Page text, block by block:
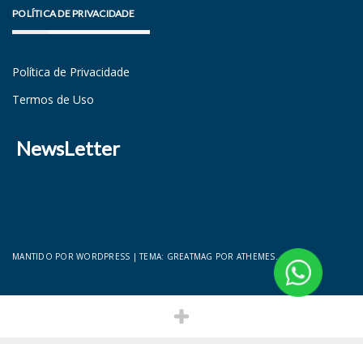
POLÍTICA DE PRIVACIDADE
Política de Privacidade
Termos de Uso
NewsLetter
MANTIDO POR WORDPRESS |TEMA: GREATMAG POR ATHEMES.